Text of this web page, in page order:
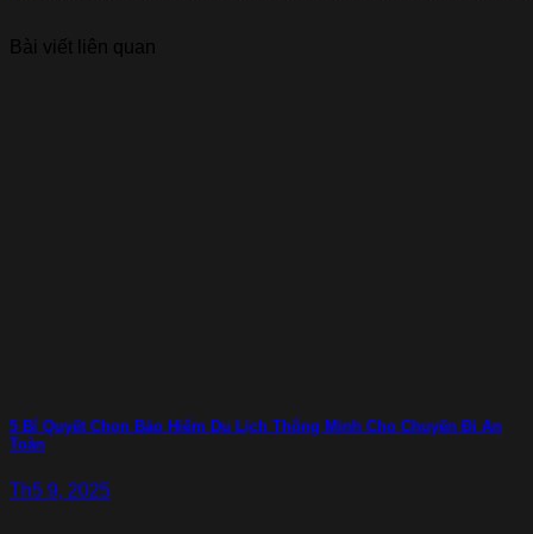
Bài viết liên quan
5 Bí Quyết Chọn Bảo Hiểm Du Lịch Thông Minh Cho Chuyến Đi An
Toàn
Th5 9, 2025